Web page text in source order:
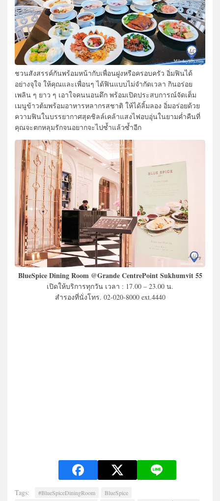
ชวนสังสรรค์กันพร้อมหน้ากับเพื่อนฝูงหรือครอบครัว อิ่มฟินได้
อย่างจุใจ ให้คุณและเพื่อนๆ ได้ฟินแบบไม่จำกัดเวลา กินอร่อย
เพลิน ๆ ยาว ๆ เอาใจคนนอนดึก พร้อมเปิดประสบการณ์จัดเต็ม
เมนูข้าวต้มพร้อมอาหารหลากรสชาติ ให้ได้ลิ้มลอง อิ่มอร่อยด้วย
ความฟินในบรรยากาศสุดชิลล์เคล้าแสงไฟอบอุ่นในยามค่ำคืนที่
คุณจะตกหลุมรักจนอยากจะไปซ้ำแล้วซ้ำอีก
BlueSpice Dining Room @Grande CentrePoint Sukhumvit 55
เปิดให้บริการทุกวัน เวลา : 17.00 – 23.00 น.
สำรองที่นั่งโทร. 02-020-8000 ext.4440
Tags: #BlueSpiceDiningRoom
BlueSpice